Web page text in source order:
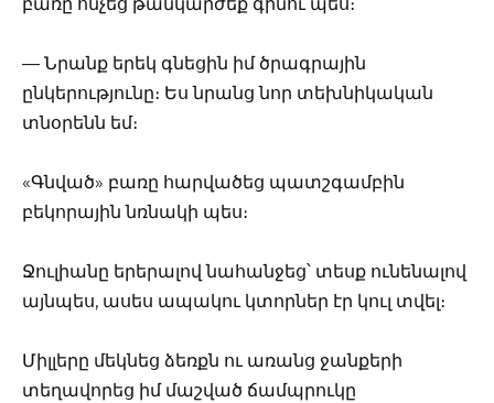
— Նրանք երեկ գնեցին իմ ծրագրային
ընկերությունը։ Ես նրանց նոր տեխնիկական
տնօրենն եմ։
«Գնված» բառը հարվածեց պատշգամբին
բեկորային նռնակի պես։
Ջուլիանը երերալով նահանջեց՝ տեսք ունենալով
այնպես, ասես ապակու կտորներ էր կուլ տվել։
Միլլերը մեկնեց ձեռքն ու առանց ջանքերի
տեղավորեց իմ մաշված ճամպրուկը